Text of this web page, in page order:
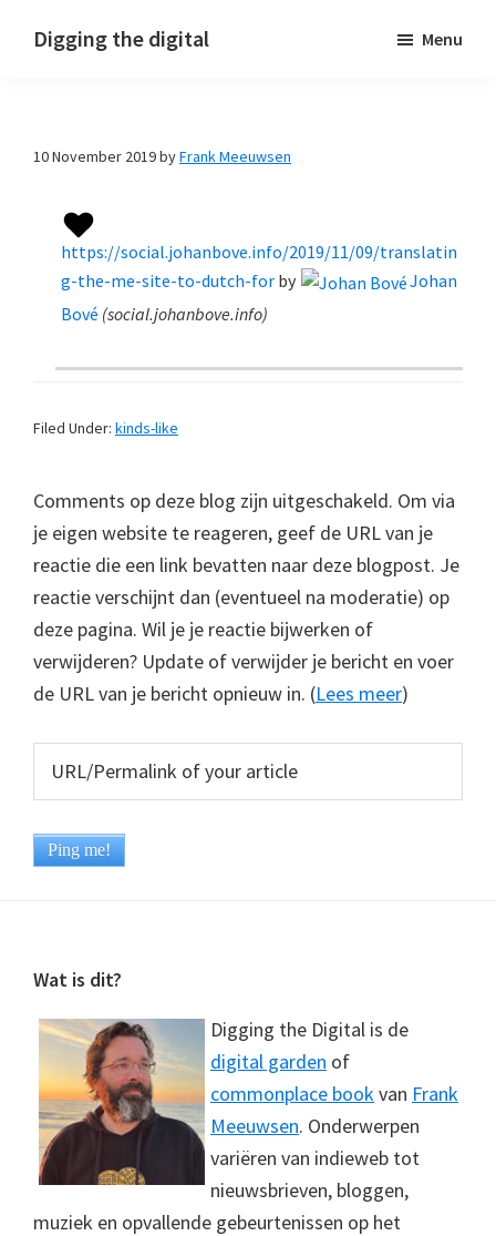
Digging the digital Menu
10 November 2019byFrank Meeuwsen
https://social.johanbove.info/2019/11/09/translatin
g-the-me-site-to-dutch-for by
Johan
Bové (social.johanbove.info)
Filed Under: kinds-like
Comments op deze blog zijn uitgeschakeld. Om via
je eigen website te reageren, geef de URL van je
reactie die een link bevatten naar deze blogpost. Je
reactie verschijnt dan (eventueel na moderatie) op
deze pagina. Wil je je reactie bijwerken of
verwijderen? Update of verwijder je bericht en voer
de URL van je bericht opnieuw in. (Lees meer)
Footer
Wat is dit?
Digging the Digital is de
digital garden of
commonplace bookvan Frank
Meeuwsen. Onderwerpen
variëren van indieweb tot
nieuwsbrieven, bloggen,
muziek en opvallende gebeurtenissen op het